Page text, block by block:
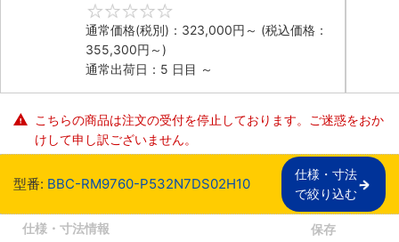
3PCIe
通常価格(税別)： 323,000円 ～ (税込価格：
355,300円 ～)
通常出荷日：5 日目 ～
こちらの商品は注文の受付を停止しております。ご迷惑をおか
けして申し訳ございません。
型番: BBC-RM9760-P532N7DS02H10
仕様・寸法
で絞り込む
仕様・寸法情報 保存